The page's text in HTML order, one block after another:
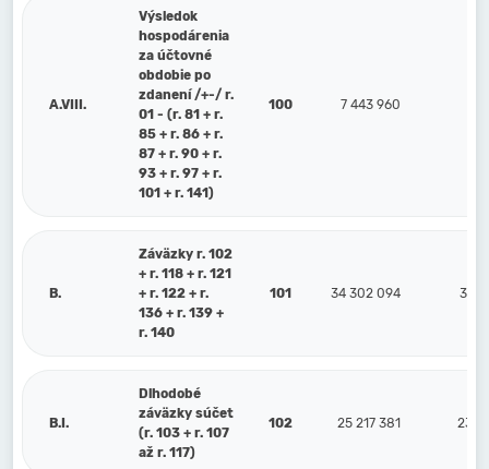
A.VIII.
Výsledok
hospodárenia
za účtovné
obdobie po
zdanení /+-/ r.
01 - (r. 81 + r.
85 + r. 86 + r.
87 + r. 90 + r.
93 + r. 97 + r.
101 + r. 141)
100 7 443 960
B.
Záväzky r. 102
+ r. 118 + r. 121
+ r. 122 + r.
136 + r. 139 +
r. 140
101 34 302 094 33
B.I.
Dlhodobé
záväzky súčet
(r. 103 + r. 107
až r. 117)
102 25 217 381 23